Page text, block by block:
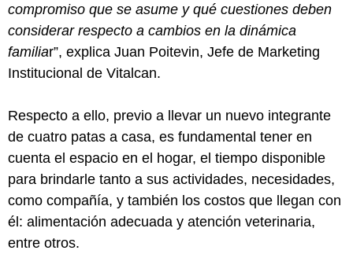
compromiso que se asume y qué cuestiones deben
considerar respecto a cambios en la dinámica
familiar”, explica Juan Poitevin, Jefe de Marketing
Institucional de Vitalcan.
Respecto a ello, previo a llevar un nuevo integrante
de cuatro patas a casa, es fundamental tener en
cuenta el espacio en el hogar, el tiempo disponible
para brindarle tanto a sus actividades, necesidades,
como compañía, y también los costos que llegan con
él: alimentación adecuada y atención veterinaria,
entre otros.